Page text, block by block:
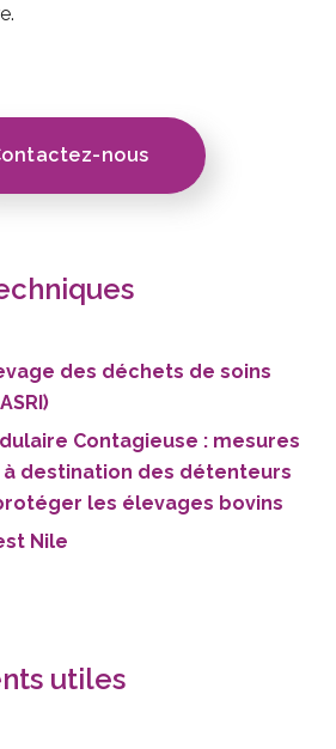
nous
des déchets de soins
Contagieuse : mesures
destination des détenteurs
les élevages bovins
Nile
utiles